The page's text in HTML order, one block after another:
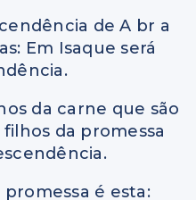
de A br a
Em Isaque será
da carne que são
da promessa
é esta: